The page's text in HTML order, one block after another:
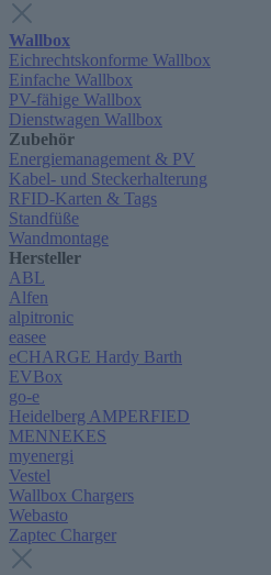
Wallbox
Eichrechtskonforme Wallbox
Einfache Wallbox
PV-fähige Wallbox
Dienstwagen Wallbox
Zubehör
Energiemanagement & PV
Kabel- und Steckerhalterung
RFID-Karten & Tags
Standfüße
Wandmontage
Hersteller
ABL
Alfen
alpitronic
easee
eCHARGE Hardy Barth
EVBox
go-e
Heidelberg AMPERFIED
MENNEKES
myenergi
Vestel
Wallbox Chargers
Webasto
Zaptec Charger